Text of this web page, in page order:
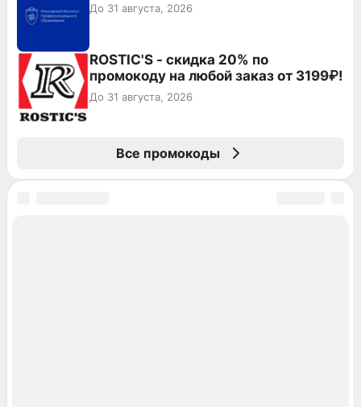
До 31 августа, 2026
ROSTIC'S - скидка 20% по
промокоду на любой заказ от 3199₽!
До 31 августа, 2026
Все промокоды